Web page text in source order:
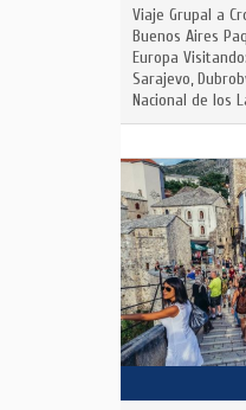
Viaje Grupal a
Buenos Aires
Europa
Sarajevo,
Nacional de los